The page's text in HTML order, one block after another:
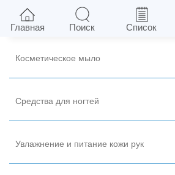
Уход за кожей рук и ногтями
Косметическое мыло
Средства для ногтей
Увлажнение и питание кожи рук
Главная Поиск Список